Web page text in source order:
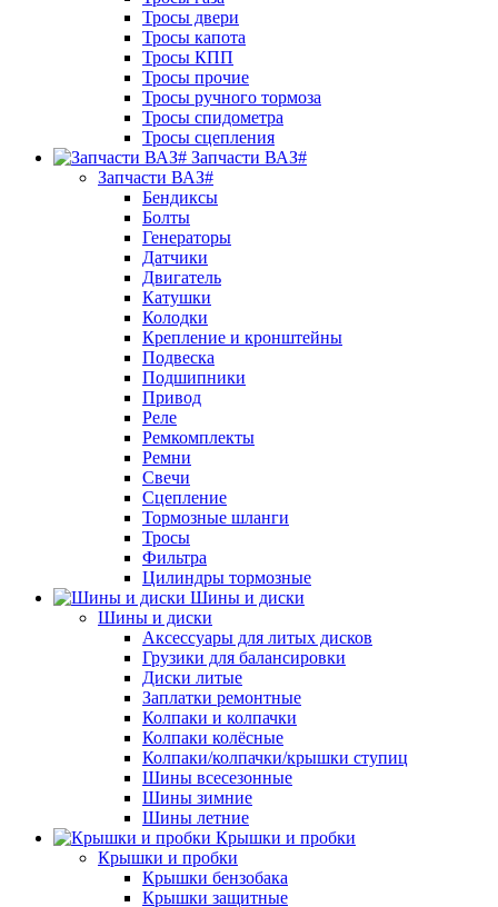
Тросы двери
Тросы капота
Тросы КПП
Тросы прочие
Тросы ручного тормоза
Тросы спидометра
Тросы сцепления
Запчасти ВАЗ#
Запчасти ВАЗ#
Бендиксы
Болты
Генераторы
Датчики
Двигатель
Катушки
Колодки
Крепление и кронштейны
Подвеска
Подшипники
Привод
Реле
Ремкомплекты
Ремни
Свечи
Сцепление
Тормозные шланги
Тросы
Фильтра
Цилиндры тормозные
Шины и диски
Шины и диски
Аксессуары для литых дисков
Грузики для балансировки
Диски литые
Заплатки ремонтные
Колпаки и колпачки
Колпаки колёсные
Колпаки/колпачки/крышки ступиц
Шины всесезонные
Шины зимние
Шины летние
Крышки и пробки
Крышки и пробки
Крышки бензобака
Крышки защитные